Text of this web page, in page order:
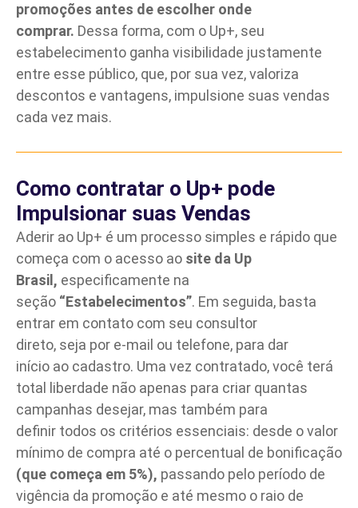
promoções antes de escolher onde
comprar. Dessa forma, com o Up+, seu
estabelecimento ganha visibilidade justamente
entre esse público, que, por sua vez, valoriza
descontos e vantagens, impulsione suas vendas
cada vez mais.
Como contratar o Up+ pode
Impulsionar suas Vendas
Aderir ao Up+ é um processo simples e rápido que
começa com o acesso ao site da Up
Brasil , especificamente na
seção “Estabelecimentos”. Em seguida, basta
entrar em contato com seu consultor
direto, seja por e-mail ou telefone, para dar
início ao cadastro. Uma vez contratado, você terá
total liberdade não apenas para criar quantas
campanhas desejar, mas também para
definir todos os critérios essenciais: desde o valor
mínimo de compra até o percentual de bonificação
(que começa em 5%), passando pelo período de
vigência da promoção e até mesmo o raio de